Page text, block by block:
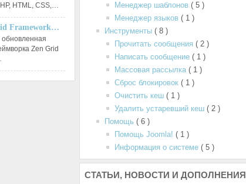
HTML, CSS,…
Framework…
Zen Grid
Менеджер шаблонов ( 5 )
Менеджер языков ( 1 )
Инструменты ( 8 )
Прочитать сообщения ( 2 )
Написать сообщение ( 1 )
Массовая рассылка ( 1 )
Сброс блокировок ( 1 )
Очистить кеш ( 1 )
Удалить устаревший кеш ( 2 )
Помощь ( 6 )
Помощь Joomla! ( 1 )
Информация о системе ( 5 )
СТАТЬИ, НОВОСТИ И ДОПОЛНЕНИЯ